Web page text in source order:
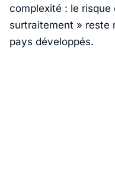
complexité : le
surtraitement » reste
pays développés.